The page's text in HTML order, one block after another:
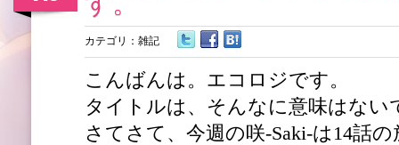
カテゴリ： 雑記
こんばんは。エコロジです。
タイトルは、そんなに意味はない
さてさて、今週の咲-Saki-は14話